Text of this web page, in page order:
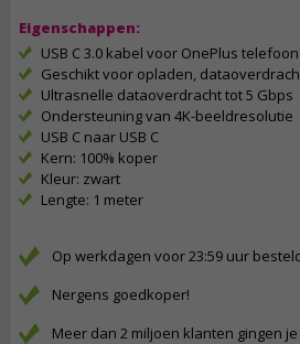
Eigenschappen:
USB C 3.0 kabel voor OnePlus telefoon
Geschikt voor opladen,
Ultrasnelle dataoverdracht tot 5 Gbps
Ondersteuning van 4K-beeldresolutie
USB C naar USB C
Kern: 100% koper
Kleur: zwart
Lengte: 1 meter
Op werkdagen voor 23:59 uur
Nergens goedkoper!
Meer dan 2 miljoen klanten gingen